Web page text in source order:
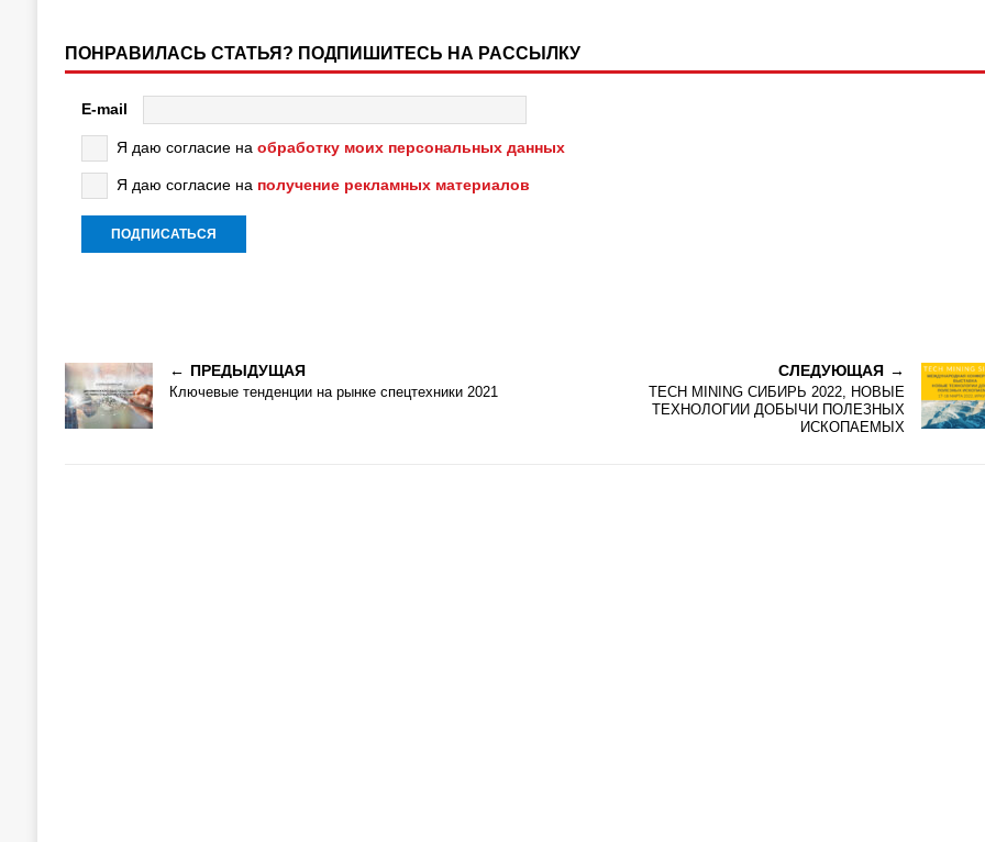
ПОНРАВИЛАСЬ СТАТЬЯ? ПОДПИШИТЕСЬ НА РАССЫЛКУ
E-mail
Я даю согласие на обработку моих персональных данных
Я даю согласие на получение рекламных материалов
ПРЕДЫДУЩАЯ
Ключевые тенденции на рынке спецтехники 2021
СЛЕДУЮЩАЯ
TECH MINING СИБИРЬ 2022, НОВЫЕ
ТЕХНОЛОГИИ ДОБЫЧИ ПОЛЕЗНЫХ
ИСКОПАЕМЫХ